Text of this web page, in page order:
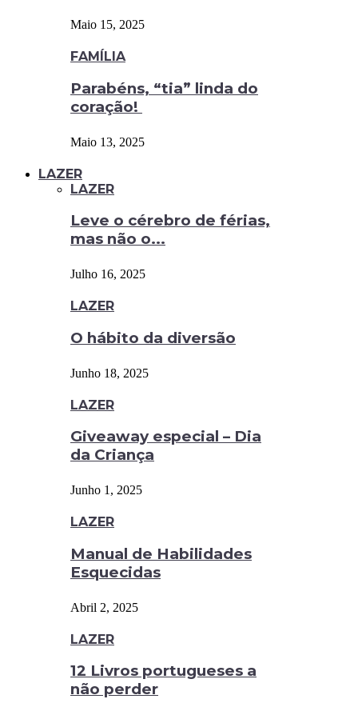
Maio 15, 2025
FAMÍLIA
Parabéns, “tia” linda do
coração!
Maio 13, 2025
LAZER
LAZER
Leve o cérebro de férias,
mas não o...
Julho 16, 2025
LAZER
O hábito da diversão
Junho 18, 2025
LAZER
Giveaway especial – Dia
da Criança
Junho 1, 2025
LAZER
Manual de Habilidades
Esquecidas
Abril 2, 2025
LAZER
12 Livros portugueses a
não perder